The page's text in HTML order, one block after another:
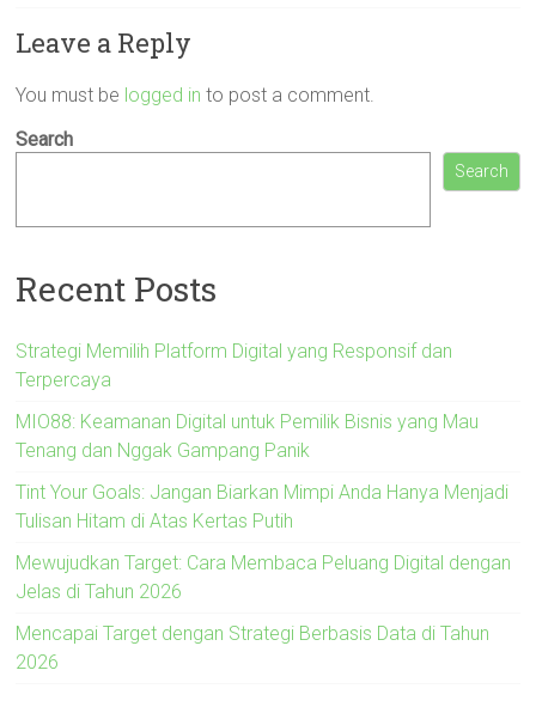
Leave a Reply
You must be logged in to post a comment.
Search
Search
Recent Posts
Strategi Memilih Platform Digital yang Responsif dan
Terpercaya
MIO88: Keamanan Digital untuk Pemilik Bisnis yang Mau
Tenang dan Nggak Gampang Panik
Tint Your Goals: Jangan Biarkan Mimpi Anda Hanya Menjadi
Tulisan Hitam di Atas Kertas Putih
Mewujudkan Target: Cara Membaca Peluang Digital dengan
Jelas di Tahun 2026
Mencapai Target dengan Strategi Berbasis Data di Tahun
2026